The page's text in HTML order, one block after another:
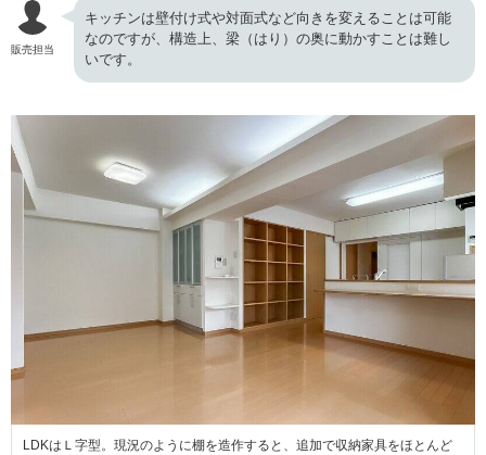
販売担当
キッチンは壁付け式や対面式など向きを変えることは可能
なのですが、構造上、梁（はり）の奥に動かすことは難し
いです。
LDKはＬ字型。現況のように棚を造作すると、追加で収納家具をほとんど